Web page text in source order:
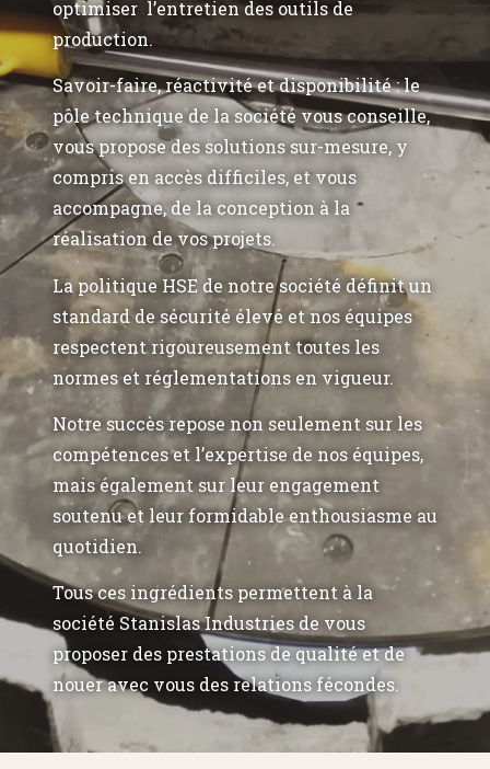
optimiser l’entretien des outils de
production.
Savoir-faire, réactivité et disponibilité : le
pôle technique de la société vous conseille,
vous propose des solutions sur-mesure, y
compris en accès difficiles, et vous
accompagne, de la conception à la
réalisation de vos projets.
La politique HSE de notre société définit un
standard de sécurité élevé et nos équipes
respectent rigoureusement toutes les
normes et réglementations en vigueur.
Notre succès repose non seulement sur les
compétences et l’expertise de nos équipes,
mais également sur leur engagement
soutenu et leur formidable enthousiasme au
quotidien.
Tous ces ingrédients permettent à la
société Stanislas Industries de vous
proposer des prestations de qualité et de
nouer avec vous des relations fécondes.